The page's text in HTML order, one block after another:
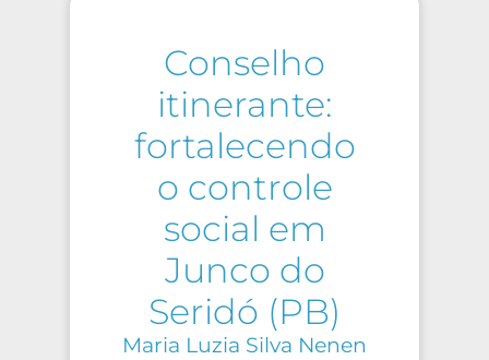
Conselho
itinerante:
fortalecendo
o controle
social em
Junco do
Seridó (PB)
Maria Luzia Silva Nenen